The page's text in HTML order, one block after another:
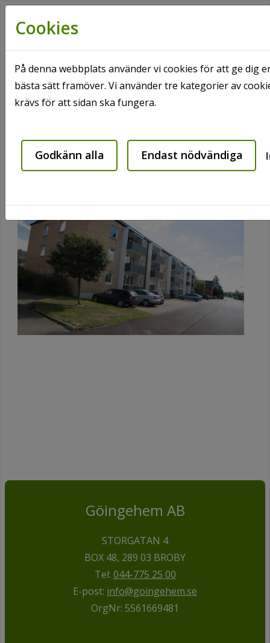
Hem Våra områden
Broby
Skolgatan 11-13
Göingehem AB
STORGATAN 4
BOX 48, 289 03 BROBY
Tel: 044-775 25 00
E-post: info@goingehem.se
OrgNr: 5561669481
Cookies
På denna webbplats använder vi cookies för att ge dig
bästa sätt framöver. Vi använder tre kategorier av
krävs för att sidan ska fungera.
Godkänn alla Endast nödvändiga